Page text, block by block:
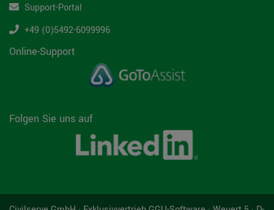
Support-Portal
+49 (0)5492-6099996
Online-Support
Folgen Sie uns auf